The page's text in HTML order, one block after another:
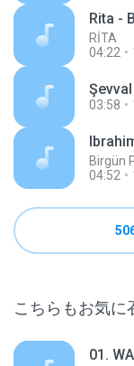
Rita -
RİTA
04:22
03:58
Birgün
04:52
こちらもお気に